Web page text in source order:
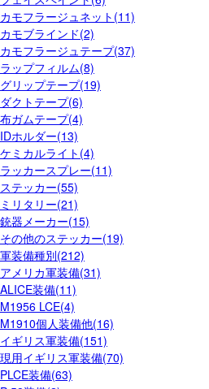
カモフラージュネット(11)
カモブラインド(2)
カモフラージュテープ(37)
ラップフィルム(8)
グリップテープ(19)
ダクトテープ(6)
布ガムテープ(4)
IDホルダー(13)
ケミカルライト(4)
ラッカースプレー(11)
ステッカー(55)
ミリタリー(21)
銃器メーカー(15)
その他のステッカー(19)
軍装備種別(212)
アメリカ軍装備(31)
ALICE装備(11)
M1956 LCE(4)
M1910個人装備他(16)
イギリス軍装備(151)
現用イギリス軍装備(70)
PLCE装備(63)